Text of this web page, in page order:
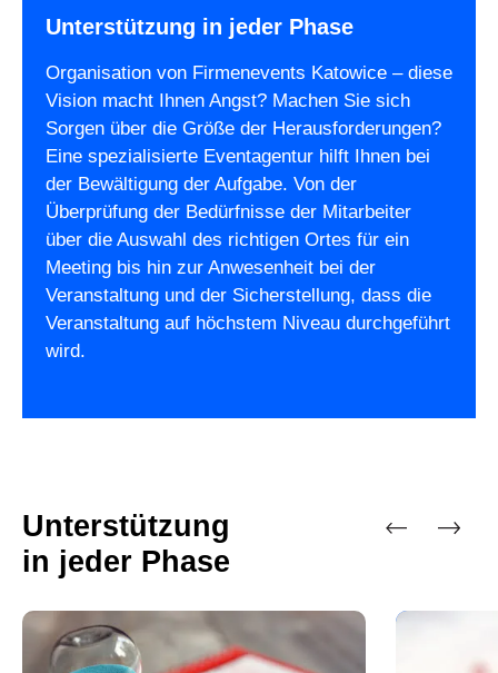
Unterstützung in jeder Phase
Organisation von Firmenevents Katowice – diese
Vision macht Ihnen Angst? Machen Sie sich
Sorgen über die Größe der Herausforderungen?
Eine spezialisierte Eventagentur hilft Ihnen bei
der Bewältigung der Aufgabe. Von der
Überprüfung der Bedürfnisse der Mitarbeiter
über die Auswahl des richtigen Ortes für ein
Meeting bis hin zur Anwesenheit bei der
Veranstaltung und der Sicherstellung, dass die
Veranstaltung auf höchstem Niveau durchgeführt
wird.
Unterstützung
in jeder Phase